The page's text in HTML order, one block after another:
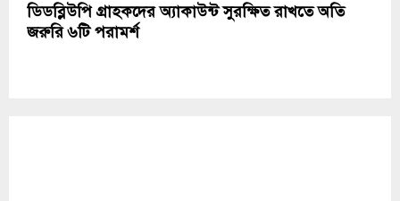
ডিডব্লিউপি গ্রাহকদের অ্যাকাউন্ট সুরক্ষিত রাখতে অতি
জরুরি ৬টি পরামর্শ